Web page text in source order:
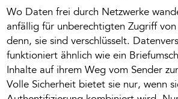
Wo Daten frei durch Netzwerke
anfällig für unberechtigten Zugriff von
denn, sie sind verschlüsselt.
funktioniert ähnlich wie ein
Inhalte auf ihrem Weg vom Sender
Volle Sicherheit bietet sie nur, wenn